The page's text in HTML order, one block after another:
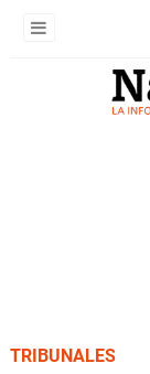
TRIBUNALES